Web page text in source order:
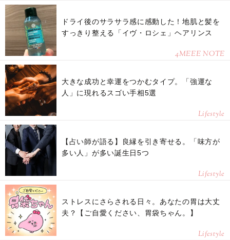
ドライ後のサラサラ感に感動した！地肌と髪を
すっきり整える「イヴ・ロシェ」ヘアリンス
4MEEE NOTE
大きな成功と幸運をつかむタイプ。「強運な
人」に現れるスゴい手相5選
Lifestyle
【占い師が語る】良縁を引き寄せる。「味方が
多い人」が多い誕生日5つ
Lifestyle
ストレスにさらされる日々。あなたの胃は大丈
夫？【ご自愛ください、胃袋ちゃん。】
Lifestyle